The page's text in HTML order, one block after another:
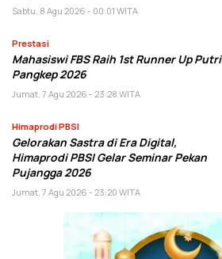
Sabtu, 8 Agu 2026 - 00:01 WITA
Prestasi
Mahasiswi FBS Raih 1st Runner Up Putri
Pangkep 2026
Jumat, 7 Agu 2026 - 23:28 WITA
Himaprodi PBSI
Gelorakan Sastra di Era Digital,
Himaprodi PBSI Gelar Seminar Pekan
Pujangga 2026
Jumat, 7 Agu 2026 - 23:20 WITA